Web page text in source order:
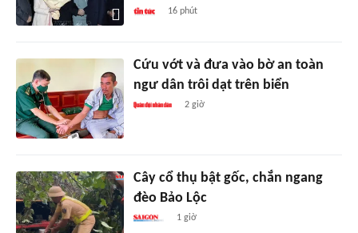
16 phút
Cứu vớt và đưa vào bờ an toàn
ngư dân trôi dạt trên biển
2 giờ
Cây cổ thụ bật gốc, chắn ngang
đèo Bảo Lộc
1 giờ